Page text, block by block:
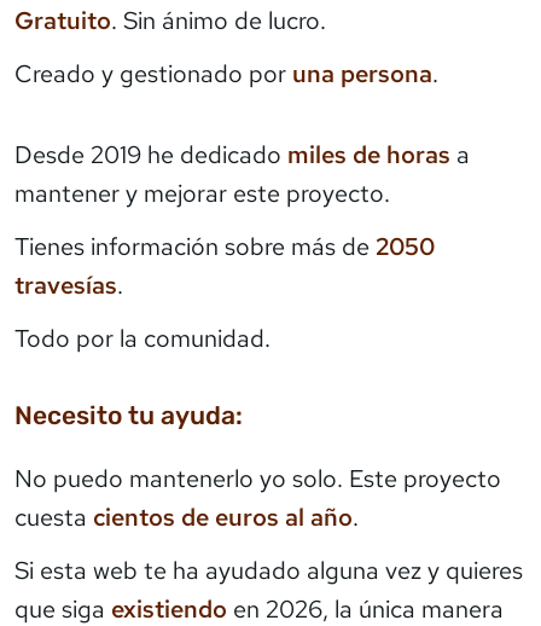
Gratuito. Sin ánimo de lucro.
Creado y gestionado por una persona.
Desde 2019 he dedicado miles de horas a
mantener y mejorar este proyecto.
Tienes información sobre más de 2050
travesías.
Todo por la comunidad.
Necesito tu ayuda:
No puedo mantenerlo yo solo. Este proyecto
cuesta cientos de euros al año.
Si esta web te ha ayudado alguna vez y quieres
que siga existiendo en 2026, la única manera